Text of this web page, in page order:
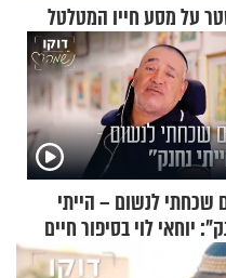
על מסע חייו המטלטל
שכחתי לנשום – הייתי
יוחאי לוי בסיפור חיים
השראה